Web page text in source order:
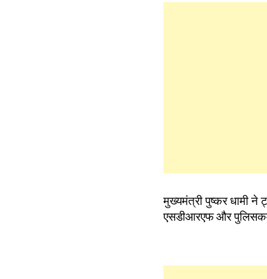
मुख्यमंत्री पुष्कर धामी ने
एसडीआरएफ और